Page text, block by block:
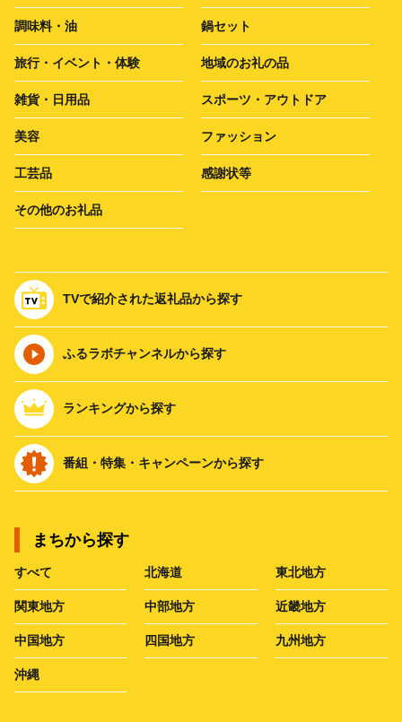
調味料・油 鍋セット
旅行・イベント・体験 地域のお礼の品
雑貨・日用品 スポーツ・アウトドア
美容 ファッション
工芸品 感謝状等
その他のお礼品
TVで紹介された返礼品から探す
ふるラボチャンネルから探す
ランキングから探す
番組・特集・キャンペーンから探す
まちから探す
すべて 北海道 東北地方
関東地方 中部地方 近畿地方
中国地方 四国地方 九州地方
沖縄